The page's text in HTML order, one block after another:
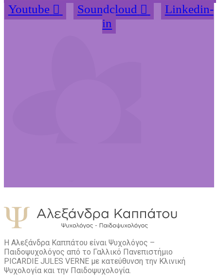
Youtube
Soundcloud
Linkedin-
in
Η Αλεξάνδρα Καππάτου είναι Ψυχολόγος –
Παιδοψυχολόγος από το Γαλλικό Πανεπιστήμιο
PICARDIE JULES VERNE με κατεύθυνση την Kλινική
Ψυχολογία και την Παιδοψυχολογία.